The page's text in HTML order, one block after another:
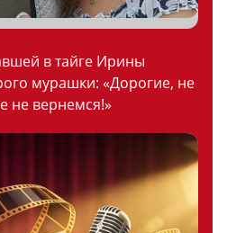
в тайге Ирины
мурашки: «Дорогие, не
не вернемся!»